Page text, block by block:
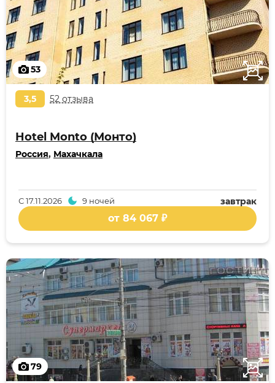
53
3,5 52 отзыва
Hotel Monto (Монто)
Россия, Махачкала
завтрак
С17.11.2026 9 ночей
от 84 067 ₽
79